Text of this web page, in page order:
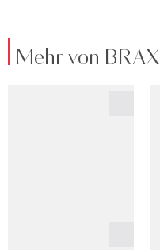
Mehr von BRAX